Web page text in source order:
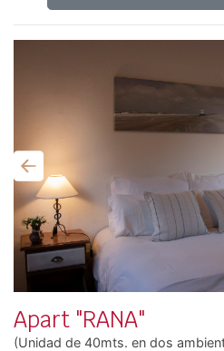
Apart "RANA"
(Unidad de 40mts. en dos
Anterior